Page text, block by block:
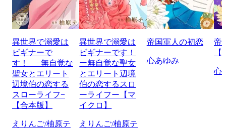
異世界で溺愛は
ビギナーで
す！ −無自覚な
聖女とエリート
辺境伯の恋する
スローライフ−
【合本版】
えりんご/柚原テ
異世界で溺愛は
ビギナーです！
ー無自覚な聖女
とエリート辺境
伯の恋するスロ
ーライフー【マ
イクロ】
えりんご/柚原テ
帝国軍人の初恋
心あゆみ
帝
心